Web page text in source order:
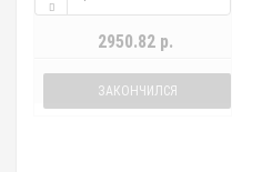
2950.82 р.
ЗАКОНЧИЛСЯ